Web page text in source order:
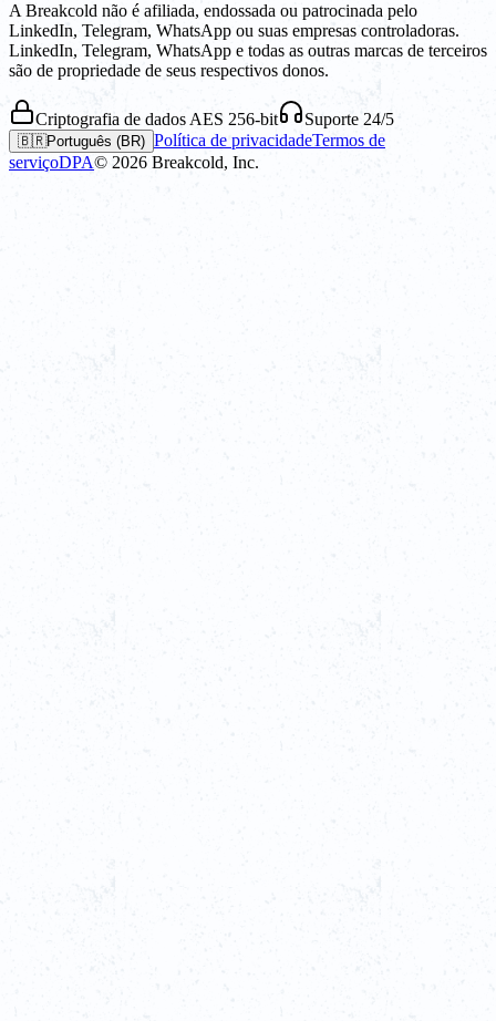
A Breakcold não é afiliada, endossada ou patrocinada pelo
LinkedIn, Telegram, WhatsApp ou suas empresas controladoras.
LinkedIn, Telegram, WhatsApp e todas as outras marcas de terceiros
são de propriedade de seus respectivos donos.
Criptografia de dados AES 256-bit Suporte 24/5
🇧🇷Português (BR) Política de privacidadeTermos de
serviçoDPA© 2026 Breakcold, Inc.